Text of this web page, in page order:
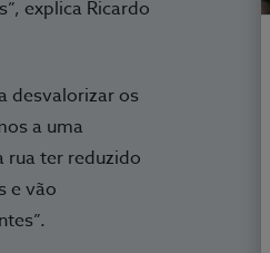
explica Ricardo
desvalorizar os
a uma
rua ter reduzido
e vão